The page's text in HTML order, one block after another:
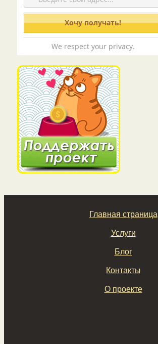
We respect your privacy.
Главная страница
Услуги
Блог
Контакты
О проекте